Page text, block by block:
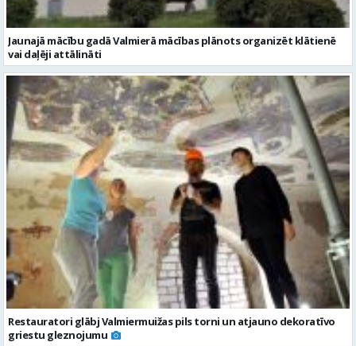
Jaunajā mācību gadā Valmierā mācības plānots organizēt klātienē
vai daļēji attālināti
Restauratori glābj Valmiermuižas pils torni un atjauno dekoratīvo
griestu gleznojumu